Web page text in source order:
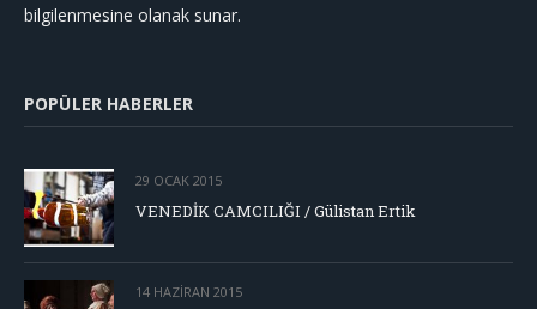
bilgilenmesine olanak sunar.
POPÜLER HABERLER
29 OCAK 2015
VENEDİK CAMCILIĞI / Gülistan Ertik
14 HAZIRAN 2015